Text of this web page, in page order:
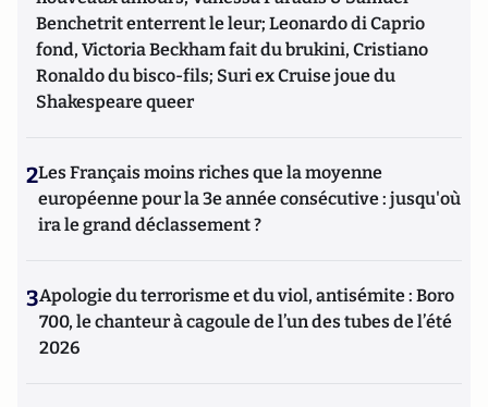
Benchetrit enterrent le leur; Leonardo di Caprio
fond, Victoria Beckham fait du brukini, Cristiano
Ronaldo du bisco-fils; Suri ex Cruise joue du
Shakespeare queer
2Les Français moins riches que la moyenne
européenne pour la 3e année consécutive : jusqu'où
ira le grand déclassement ?
3Apologie du terrorisme et du viol, antisémite : Boro
700, le chanteur à cagoule de l’un des tubes de l’été
2026